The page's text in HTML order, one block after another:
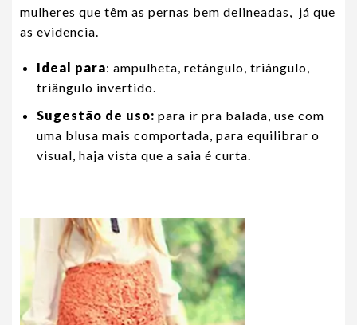
mulheres que têm as pernas bem delineadas, já que
as evidencia.
Ideal para: ampulheta, retângulo, triângulo,
triângulo invertido.
Sugestão de uso: para ir pra balada, use com
uma blusa mais comportada, para equilibrar o
visual, haja vista que a saia é curta.